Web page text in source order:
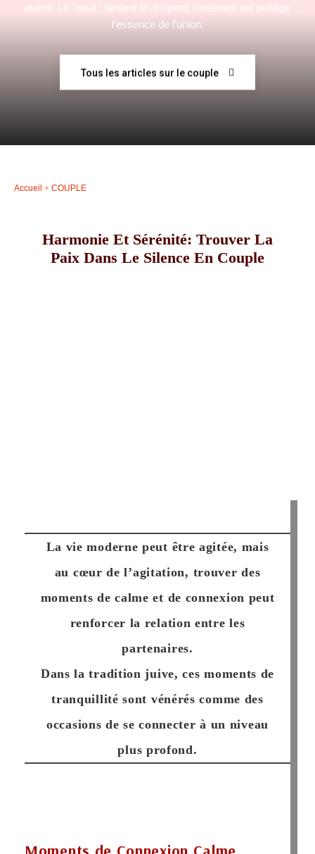
–
avenir. Le “nous” devient le récipient contenant qui protège
l’essence de l’union.
Tous les articles sur le couple
Accueil COUPLE
Harmonie Et Sérénité: Trouver La
Paix Dans Le Silence En Couple
La vie moderne peut être agitée, mais
au cœur de l’agitation, trouver des
moments de calme et de connexion peut
renforcer la relation entre les
partenaires.
Dans la tradition juive, ces moments de
tranquillité sont vénérés comme des
occasions de se connecter à un niveau
plus profond.